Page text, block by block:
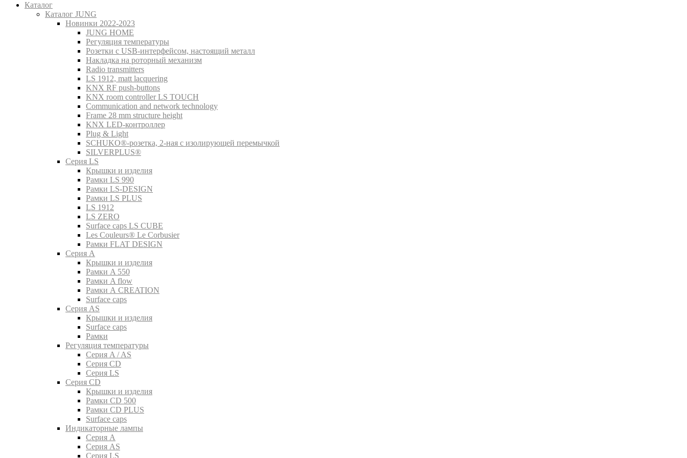
Каталог
Каталог JUNG
Новинки 2022-2023
JUNG HOME
Регуляция температуры
Розетки с USB-интерфейсом, настоящий металл
Накладка на роторный механизм
Radio transmitters
LS 1912, matt lacquering
KNX RF push-buttons
KNX room controller LS TOUCH
Communication and network technology
Frame 28 mm structure height
KNX LED-контроллер
Plug & Light
SCHUKO®-розетка, 2-ная с изолирующей перемычкой
SILVERPLUS®
Серия LS
Крышки и изделия
Рамки LS 990
Рамки LS-DESIGN
Рамки LS PLUS
LS 1912
LS ZERO
Surface caps LS CUBE
Les Couleurs® Le Corbusier
Рамки FLAT DESIGN
Серия A
Крышки и изделия
Рамки A 550
Рамки A flow
Рамки A CREATION
Surface caps
Серия AS
Крышки и изделия
Surface caps
Рамки
Регуляция температуры
Серия A / AS
Серия CD
Серия LS
Серия CD
Крышки и изделия
Рамки CD 500
Рамки CD PLUS
Surface caps
Индикаторные лампы
Серия A
Серия AS
Серия LS